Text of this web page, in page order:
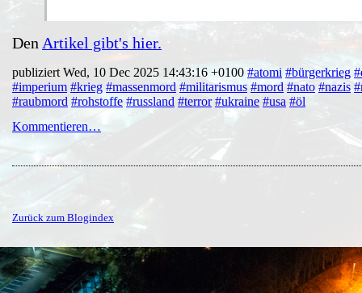
Den Artikel gibt's hier.
publiziert Wed, 10 Dec 2025 14:43:16 +0100 #atomi #bürgerkrieg
#imperium #krieg #massenmord #militarismus #mord #nato #nazis
#raubmord #rohstoffe #russland #terror #ukraine #usa #öl
Kommentieren…
Zurück zum Blogindex